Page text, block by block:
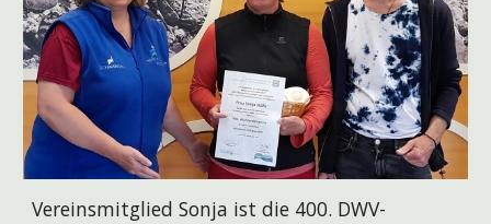
Vereinsmitglied Sonja ist die 400. DWV-